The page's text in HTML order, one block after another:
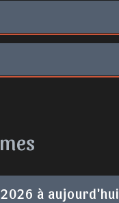
à aujourd'hui